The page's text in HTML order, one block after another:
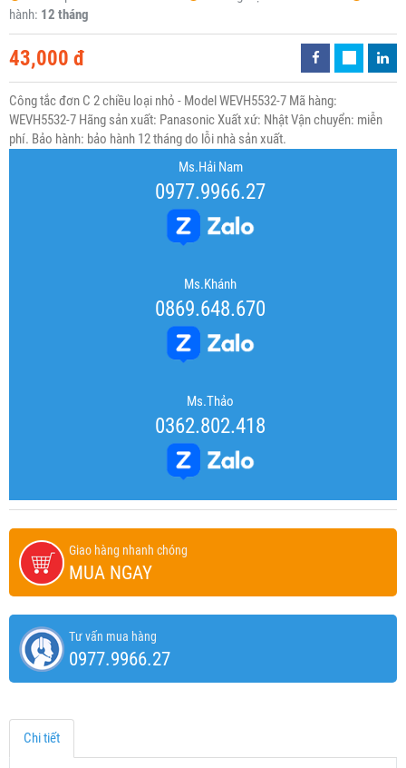
hành: 12 tháng
43,000 đ
Công tắc đơn C 2 chiều loại nhỏ - Model WEVH5532-7 Mã hàng:
WEVH5532-7 Hãng sản xuất: Panasonic Xuất xứ: Nhật Vận chuyển: miễn
phí. Bảo hành: bảo hành 12 tháng do lỗi nhà sản xuất.
Ms.Hải Nam
0977.9966.27
Ms.Khánh
0869.648.670
Ms.Thảo
0362.802.418
Giao hàng nhanh chóng
MUA NGAY
Tư vấn mua hàng
0977.9966.27
Chi tiết